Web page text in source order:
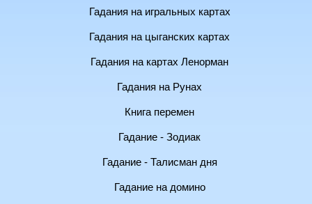
Гадания на игральных картах
Гадания на цыганских картах
Гадания на картах Ленорман
Гадания на Рунах
Книга перемен
Гадание - Зодиак
Гадание - Талисман дня
Гадание на домино